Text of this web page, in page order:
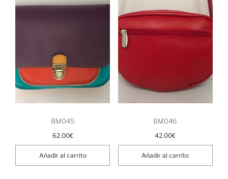
BM045
62.00€
Añadir al carrito
BM046
42.00€
Añadir al carrito